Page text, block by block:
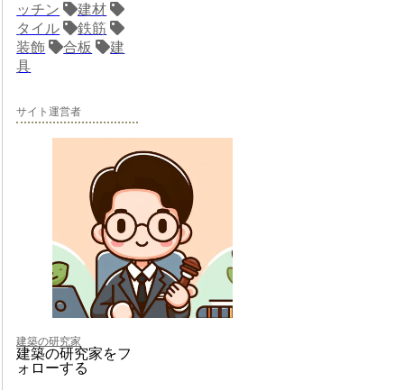
ッチン
建材
タイル
鉄筋
装飾
合板
建
具
サイト運営者
建築の研究家
建築の研究家をフ
ォローする